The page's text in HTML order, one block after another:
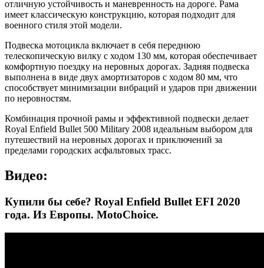
отличную устойчивость и маневренность на дороге. Рама
имеет классическую конструкцию, которая подходит для
военного стиля этой модели.
Подвеска мотоцикла включает в себя переднюю
телескопическую вилку с ходом 130 мм, которая обеспечивает
комфортную поездку на неровных дорогах. Задняя подвеска
выполнена в виде двух амортизаторов с ходом 80 мм, что
способствует минимизации вибраций и ударов при движении
по неровностям.
Комбинация прочной рамы и эффективной подвески делает
Royal Enfield Bullet 500 Military 2008 идеальным выбором для
путешествий на неровных дорогах и приключений за
пределами городских асфальтовых трасс.
Видео:
Купили бы себе? Royal Enfield Bullet EFI 2020
года. Из Европы. MotoChoice.